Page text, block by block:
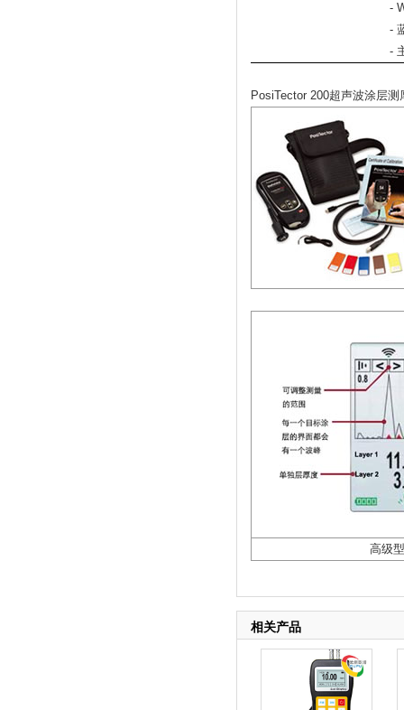
-
-
-
PosiTector 200超声波涂层测
高级
相关产品